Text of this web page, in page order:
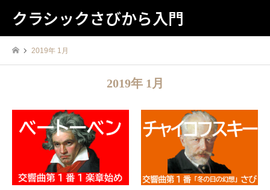
クラシックさびから入門
2019年 1月
2019年 1月